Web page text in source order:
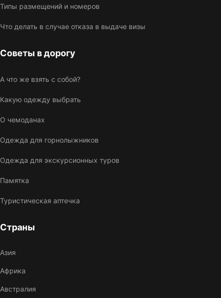
Типы размещений и номеров
Что делать в случае отказа в выдаче визы
Советы в дорогу
А что же взять с собой?
Какую одежду выбрать
О чемоданах
Одежда для горнолыжников
Одежда для экскурсионных туров
Памятка
Туристическая аптечка
Страны
Азия
Африка
Австралия